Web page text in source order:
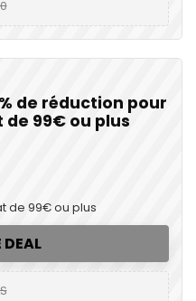
de réduction pour
de 99€ ou plus
de 99€ ou plus
DEAL